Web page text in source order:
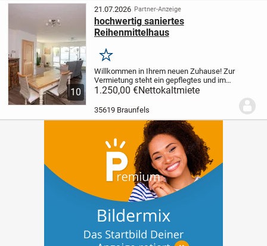
Braunfels. Mit...
10
21.07.2026 Partner-Anzeige
hochwertig saniertes
Reihenmittelhaus
Merken
Willkommen in Ihrem neuen Zuhause! Zur
Vermietung steht ein gepflegtes und im
Jahr 2021 umfassend hochwertig
Wohnlage von Braunfels. Das Haus
1.250,00 €Nettokaltmiete
35619 Braunfels